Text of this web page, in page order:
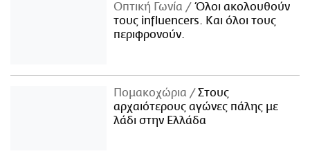
Οπτική Γωνία
Όλοι ακολουθούν
τους influencers. Και όλοι τους
περιφρονούν.
Πομακοχώρια
Στους
αρχαιότερους αγώνες πάλης με
λάδι στην Ελλάδα